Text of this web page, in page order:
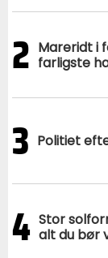
2 Mareridt i
farligste
3 Politiet
4 Stor
alt du bør